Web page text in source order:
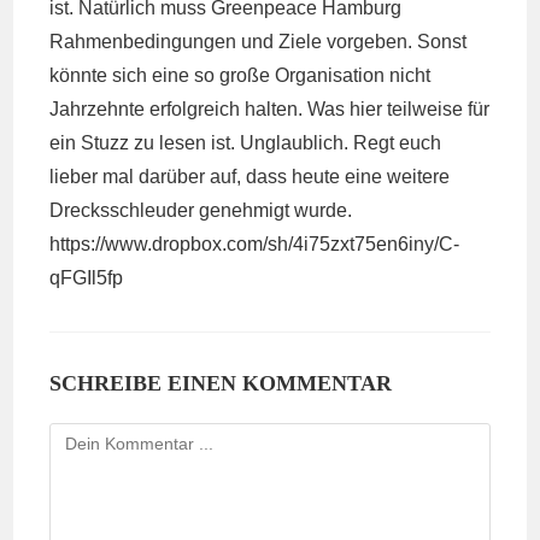
ist. Natürlich muss Greenpeace Hamburg
Rahmenbedingungen und Ziele vorgeben. Sonst
könnte sich eine so große Organisation nicht
Jahrzehnte erfolgreich halten. Was hier teilweise für
ein Stuzz zu lesen ist. Unglaublich. Regt euch
lieber mal darüber auf, dass heute eine weitere
Drecksschleuder genehmigt wurde.
https://www.dropbox.com/sh/4i75zxt75en6iny/C-
qFGIl5fp
SCHREIBE EINEN KOMMENTAR
Kommentieren